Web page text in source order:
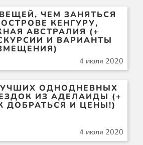
ЧЕМ ЗАНЯТЬСЯ
КЕНГУРУ,
АВСТРАЛИЯ (+
И ВАРИАНТЫ
4 июля 2020
ОДНОДНЕВНЫХ
ИЗ АДЕЛАИДЫ (+
ДОБРАТЬСЯ И ЦЕНЫ!)
4 июля 2020